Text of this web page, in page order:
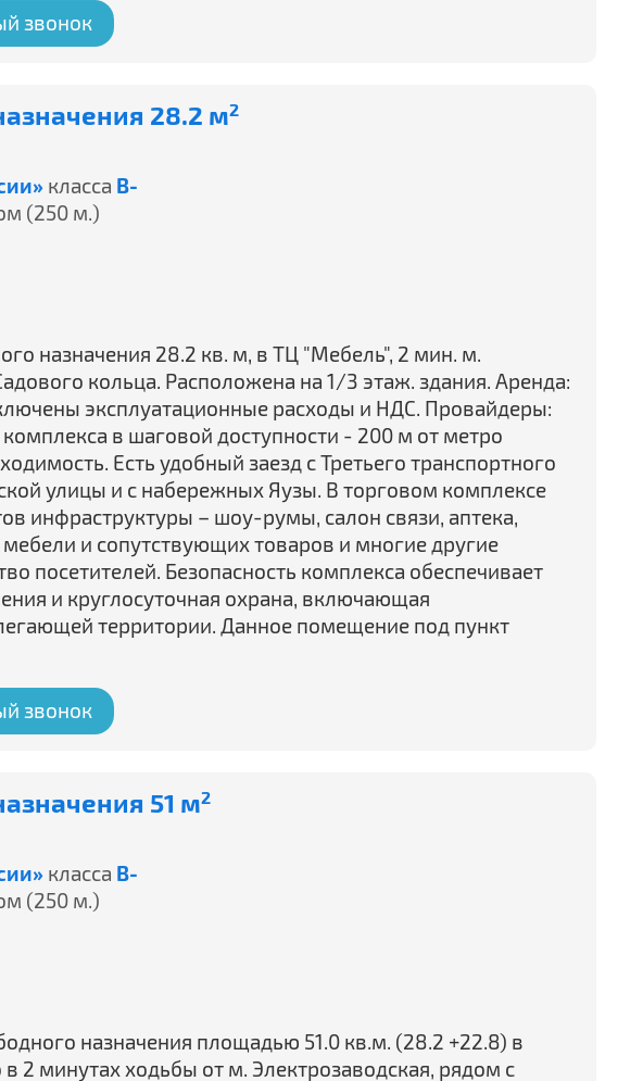
звонок
28.2 м2
класса B-
(250 м.)
назначения 28.2 кв. м, в ТЦ "Мебель", 2 мин. м.
кольца. Расположена на 1/3 этаж. здания. Аренда:
эксплуатационные расходы и НДС. Провайдеры:
в шаговой доступности - 200 м от метро
Есть удобный заезд с Третьего транспортного
улицы и с набережных Яузы. В торговом комплексе
инфраструктуры – шоу-румы, салон связи, аптека,
и сопутствующих товаров и многие другие
посетителей. Безопасность комплекса обеспечивает
и круглосуточная охрана, включающая
территории. Данное помещение под пункт
звонок
51 м2
класса B-
(250 м.)
назначения площадью 51.0 кв.м. (28.2 +22.8) в
2 минутах ходьбы от м. Электрозаводская, рядом с